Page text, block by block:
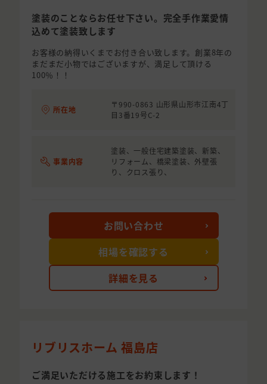
塗装のことならお任せ下さい。完全手作業愛情
込めて塗装致します
お客様の納得いくまでお付き合い致します。創業8年の
まだまだ小物ではございますが、満足して頂ける
100％！！
所在地
〒990-0863 山形県山形市江南4丁
目3番19号C-2
事業内容
塗装、一般住宅建築塗装、新築、
リフォーム、橋梁塗装、外壁張
り、クロス張り、
詳細を見る
お問い合わせ
相場を確認する
リブリスホーム 福島店
ご満足いただける施工をお約束します！